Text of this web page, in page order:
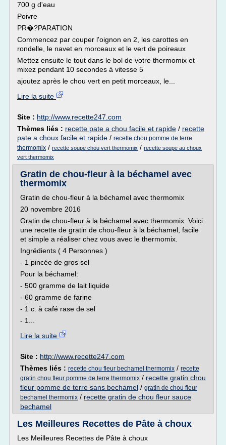
700 g d'eau
Poivre
PR�?PARATION
Commencez par couper l'oignon en 2, les carottes en
rondelle, le navet en morceaux et le vert de poireaux
Mettez ensuite le tout dans le bol de votre thermomix et
mixez pendant 10 secondes à vitesse 5
ajoutez après le chou vert en petit morceaux, le...
Lire la suite
Site : http://www.recette247.com
Thèmes liés : recette pate a chou facile et rapide / recette
pate a choux facile et rapide / recette chou pomme de terre
thermomix / recette soupe chou vert thermomix / recette soupe au choux
vert thermomix
Gratin de chou-fleur à la béchamel avec
thermomix
Gratin de chou-fleur à la béchamel avec thermomix
20 novembre 2016
Gratin de chou-fleur à la béchamel avec thermomix. Voici
une recette de gratin de chou-fleur à la béchamel, facile
et simple a réaliser chez vous avec le thermomix.
Ingrédients ( 4 Personnes )
- 1 pincée de gros sel
Pour la béchamel:
- 500 gramme de lait liquide
- 60 gramme de farine
- 1 c. à café rase de sel
- 1...
Lire la suite
Site : http://www.recette247.com
Thèmes liés : recette chou fleur bechamel thermomix / recette
gratin chou fleur pomme de terre thermomix / recette gratin chou
fleur pomme de terre sans bechamel / gratin de chou fleur
bechamel thermomix / recette gratin de chou fleur sauce
bechamel
Les Meilleures Recettes de Pâte à choux
Les Meilleures Recettes de Pâte à choux